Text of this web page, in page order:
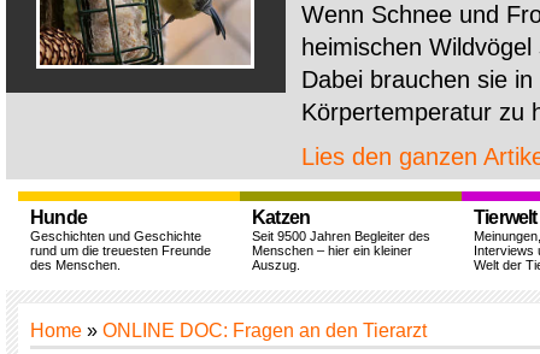
Wenn Schnee und
heimischen
Dabei brauchen sie
Körpertemperatur zu
Lies den ganzen
Hunde
Geschichten und Geschichte
rund um die treuesten Freunde
des Menschen.
Katzen
Seit 9500 Jahren Begleiter des
Menschen – hier ein kleiner
Auszug.
Tierwelt
Interviews
Welt der
Home » ONLINE DOC: Fragen an den Tierarzt